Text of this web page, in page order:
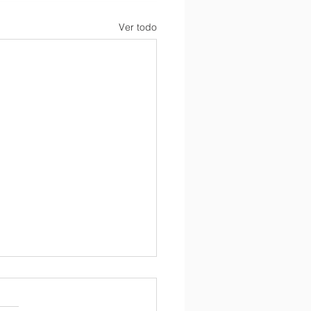
Ver todo
교 정교사, 보조교사 채